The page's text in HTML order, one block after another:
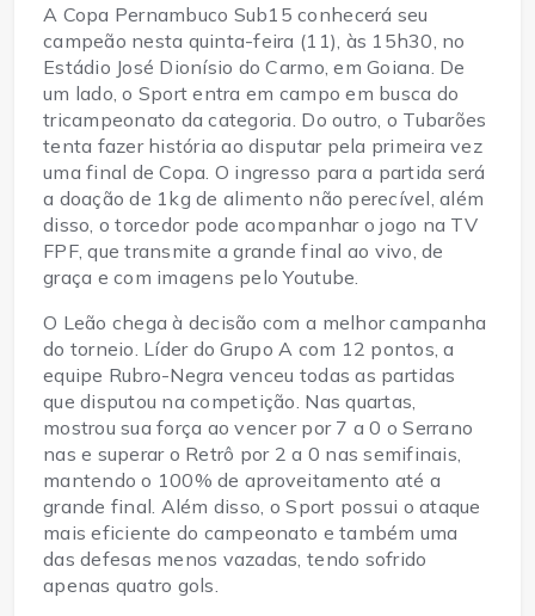
A Copa Pernambuco Sub15 conhecerá seu
campeão nesta quinta-feira (11), às 15h30, no
Estádio José Dionísio do Carmo, em Goiana. De
um lado, o Sport entra em campo em busca do
tricampeonato da categoria. Do outro, o Tubarões
tenta fazer história ao disputar pela primeira vez
uma final de Copa. O ingresso para a partida será
a doação de 1kg de alimento não perecível, além
disso, o torcedor pode acompanhar o jogo na TV
FPF, que transmite a grande final ao vivo, de
graça e com imagens pelo Youtube.
O Leão chega à decisão com a melhor campanha
do torneio. Líder do Grupo A com 12 pontos, a
equipe Rubro-Negra venceu todas as partidas
que disputou na competição. Nas quartas,
mostrou sua força ao vencer por 7 a 0 o Serrano
nas e superar o Retrô por 2 a 0 nas semifinais,
mantendo o 100% de aproveitamento até a
grande final. Além disso, o Sport possui o ataque
mais eficiente do campeonato e também uma
das defesas menos vazadas, tendo sofrido
apenas quatro gols.